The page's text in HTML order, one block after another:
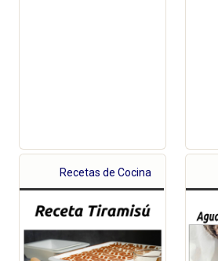
Recetas de Cocina